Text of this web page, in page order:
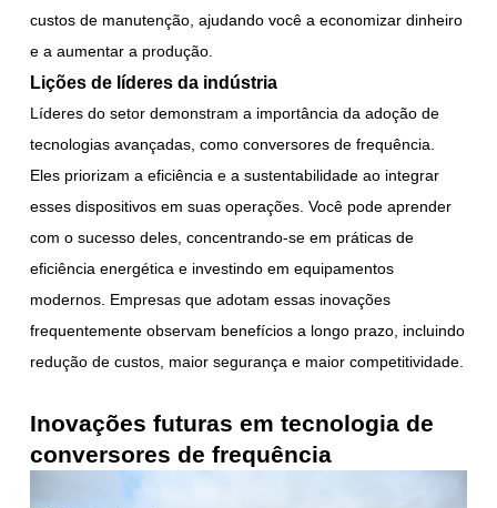
custos de manutenção, ajudando você a economizar dinheiro
e a aumentar a produção.
Lições de líderes da indústria
Líderes do setor demonstram a importância da adoção de
tecnologias avançadas, como conversores de frequência.
Eles priorizam a eficiência e a sustentabilidade ao integrar
esses dispositivos em suas operações. Você pode aprender
com o sucesso deles, concentrando-se em práticas de
eficiência energética e investindo em equipamentos
modernos. Empresas que adotam essas inovações
frequentemente observam benefícios a longo prazo, incluindo
redução de custos, maior segurança e maior competitividade.
Inovações futuras em tecnologia de
conversores de frequência